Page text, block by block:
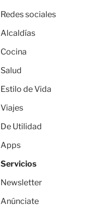
Redes sociales
Alcaldías
Cocina
Salud
Estilo de Vida
Viajes
De Utilidad
Apps
Servicios
Newsletter
Anúnciate